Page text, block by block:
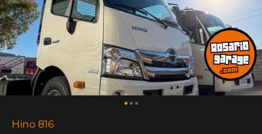
Hino 816